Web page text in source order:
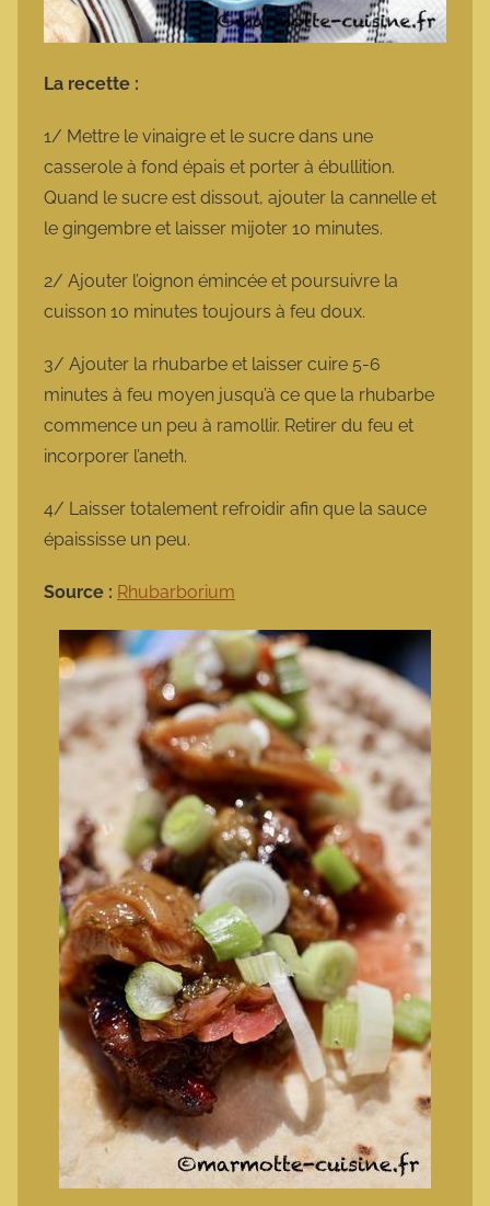
La recette :
1/ Mettre le vinaigre et le sucre dans une
casserole à fond épais et porter à ébullition.
Quand le sucre est dissout, ajouter la cannelle et
le gingembre et laisser mijoter 10 minutes.
2/ Ajouter l’oignon émincée et poursuivre la
cuisson 10 minutes toujours à feu doux.
3/ Ajouter la rhubarbe et laisser cuire 5-6
minutes à feu moyen jusqu’à ce que la rhubarbe
commence un peu à ramollir. Retirer du feu et
incorporer l’aneth.
4/ Laisser totalement refroidir afin que la sauce
épaississe un peu.
Source : Rhubarborium